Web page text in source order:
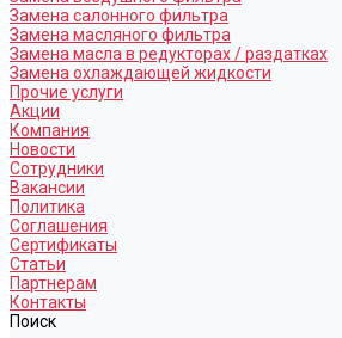
Замена салонного фильтра
Замена масляного фильтра
Замена масла в редукторах / раздатках
Замена охлаждающей жидкости
Прочие услуги
Акции
Компания
Новости
Сотрудники
Вакансии
Политика
Соглашения
Сертификаты
Статьи
Партнерам
Контакты
Поиск